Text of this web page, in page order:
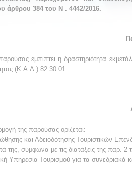
άρθρου 384 του N . 4442/2016.
εμπίπτει η δραστηριότητα
(Κ.Α.Δ.) 82.30.01.
της παρούσας ορίζεται:
και Αδειοδότησης Τουριστικών
της, σύμφωνα με τις διατάξεις της παρ.
Υπηρεσία Τουρισμού για τα